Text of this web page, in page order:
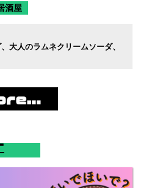
酒屋
大人のラムネクリームソーダ